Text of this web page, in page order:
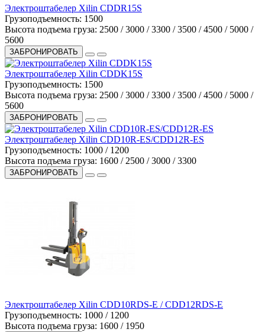
Электроштабелер Xilin CDDR15S
Грузоподъемность: 1500
Высота подъема груза: 2500 / 3000 / 3300 / 3500 / 4500 / 5000 /
5600
ЗАБРОНИРОВАТЬ
Электроштабелер Xilin CDDK15S
Грузоподъемность: 1500
Высота подъема груза: 2500 / 3000 / 3300 / 3500 / 4500 / 5000 /
5600
ЗАБРОНИРОВАТЬ
Электроштабелер Xilin CDD10R-ES/CDD12R-ES
Грузоподъемность: 1000 / 1200
Высота подъема груза: 1600 / 2500 / 3000 / 3300
ЗАБРОНИРОВАТЬ
Электроштабелер Xilin CDD10RDS-E / CDD12RDS-E
Грузоподъемность: 1000 / 1200
Высота подъема груза: 1600 / 1950